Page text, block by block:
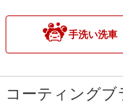
手洗い洗車
コーティング